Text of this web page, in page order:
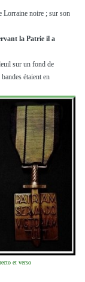
Lorraine noire ; sur son
la Patrie il a
sur un fond de
étaient en
et verso